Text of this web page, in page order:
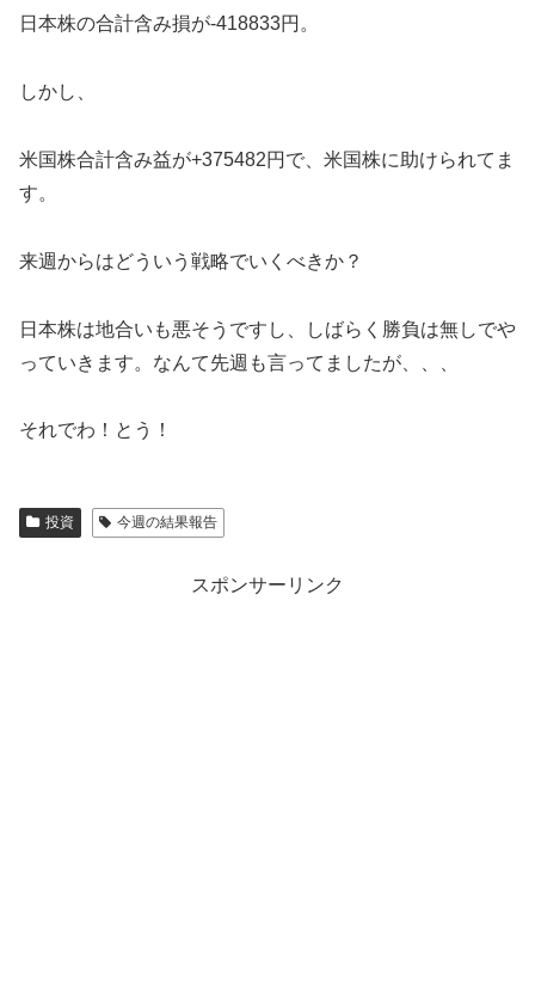
日本株の合計含み損が-418833円。
しかし、
米国株合計含み益が+375482円で、米国株に助けられてま
す。
来週からはどういう戦略でいくべきか？
日本株は地合いも悪そうですし、しばらく勝負は無しでや
っていきます。なんて先週も言ってましたが、、、
それでわ！とう！
投資 今週の結果報告
スポンサーリンク